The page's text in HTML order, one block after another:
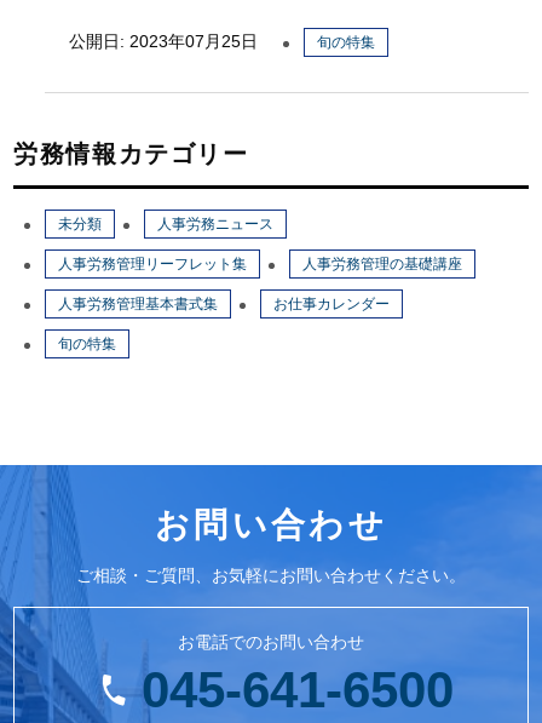
公開日: 2023年07月25日 旬の特集
労務情報カテゴリー
未分類 人事労務ニュース
人事労務管理リーフレット集 人事労務管理の基礎講座
人事労務管理基本書式集 お仕事カレンダー
旬の特集
お問い合わせ
ご相談・ご質問、お気軽にお問い合わせください。
お電話でのお問い合わせ
045-641-6500